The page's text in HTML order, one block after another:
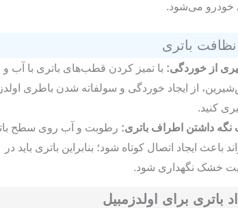
خودرو می‌شود.
از خوردگی: با تمیز کردن قطب‌های باتری با آب و
از ایجاد خوردگی و سولفاته شدن باطری
کنید.
داشتن اطراف باتری: رطوبت و آب روی سطح
باعث ایجاد اتصال کوتاه شود؛ بنابراین باتری باید در
خشک نگهداری شود.
باتری برای اولدزمبیل